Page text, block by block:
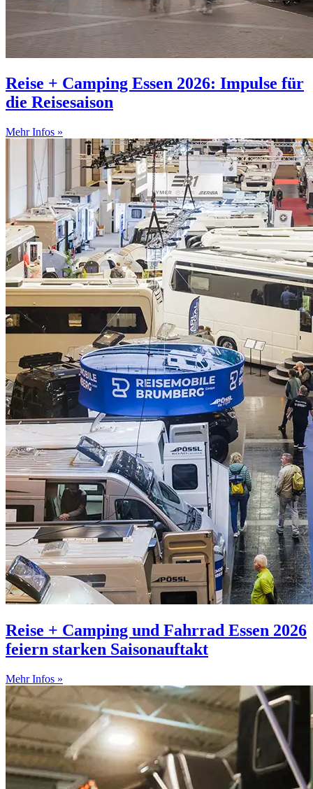
Reise + Camping Essen 2026: Impulse für
die Reisesaison
Mehr Infos »
Reise + Camping und Fahrrad Essen 2026
feiern starken Saisonauftakt
Mehr Infos »